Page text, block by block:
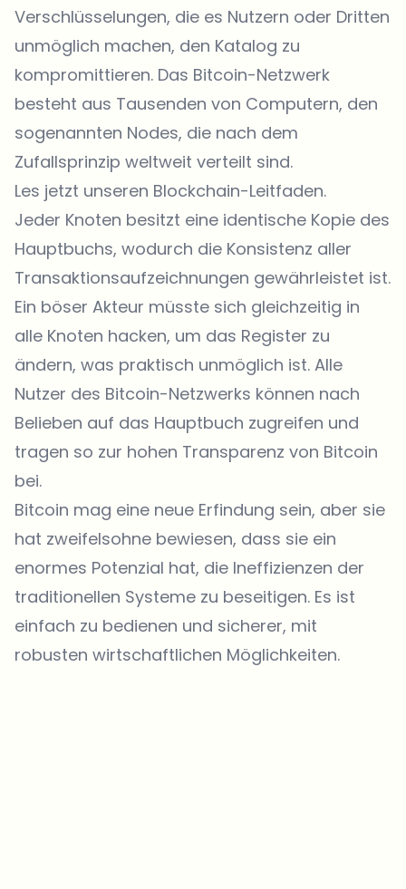
Verschlüsselungen, die es Nutzern oder Dritten
unmöglich machen, den Katalog zu
kompromittieren. Das Bitcoin-Netzwerk
besteht aus Tausenden von Computern, den
sogenannten Nodes, die nach dem
Zufallsprinzip weltweit verteilt sind.
Les jetzt unseren Blockchain-Leitfaden.
Jeder Knoten besitzt eine identische Kopie des
Hauptbuchs, wodurch die Konsistenz aller
Transaktionsaufzeichnungen gewährleistet ist.
Ein böser Akteur müsste sich gleichzeitig in
alle Knoten hacken, um das Register zu
ändern, was praktisch unmöglich ist. Alle
Nutzer des Bitcoin-Netzwerks können nach
Belieben auf das Hauptbuch zugreifen und
tragen so zur hohen Transparenz von Bitcoin
bei.
Bitcoin mag eine neue Erfindung sein, aber sie
hat zweifelsohne bewiesen, dass sie ein
enormes Potenzial hat, die Ineffizienzen der
traditionellen Systeme zu beseitigen. Es ist
einfach zu bedienen und sicherer, mit
robusten wirtschaftlichen Möglichkeiten.